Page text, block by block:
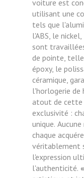
voiture est
utilisant une
tels que
l'ABS, le
sont
de pointe,
époxy, le
céramique,
l'horlogerie de
atout de cette
exclusivité :
unique.
chaque
véritablement
l'expression
l'authenticité. «